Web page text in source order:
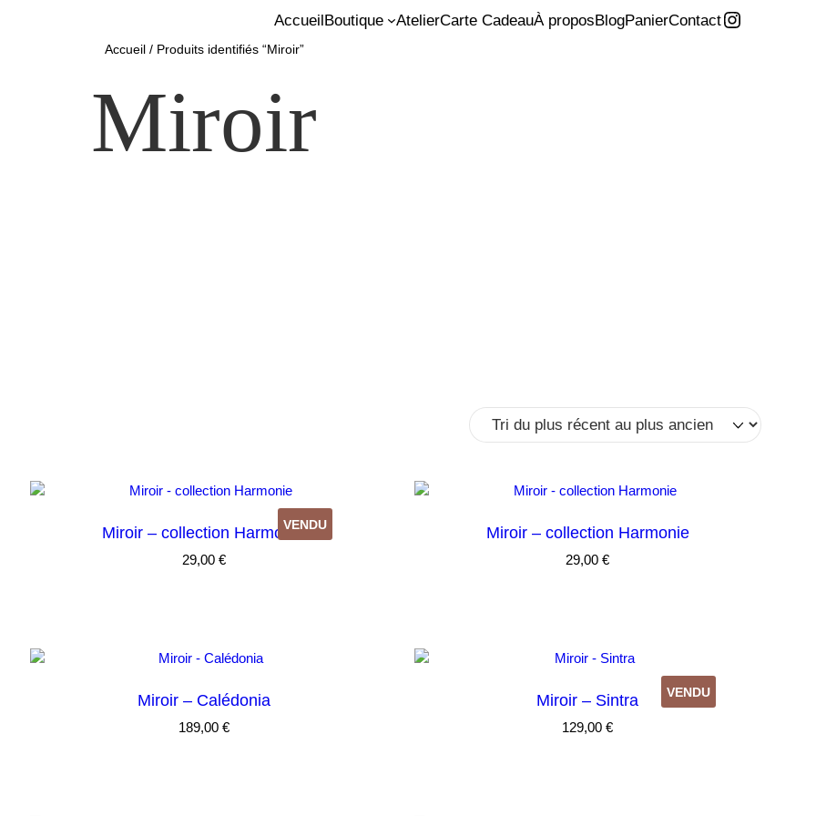
AccueilBoutique AtelierCarte CadeauÀ proposBlogPanierContactInstagram
Accueil/ Produits identifiés “Miroir”
Miroir
VENDU
Miroir – collection Harmonie
29,00 €
Miroir – collection Harmonie
29,00€
Miroir – Calédonia
189,00 €
VENDU
Miroir – Sintra
129,00€